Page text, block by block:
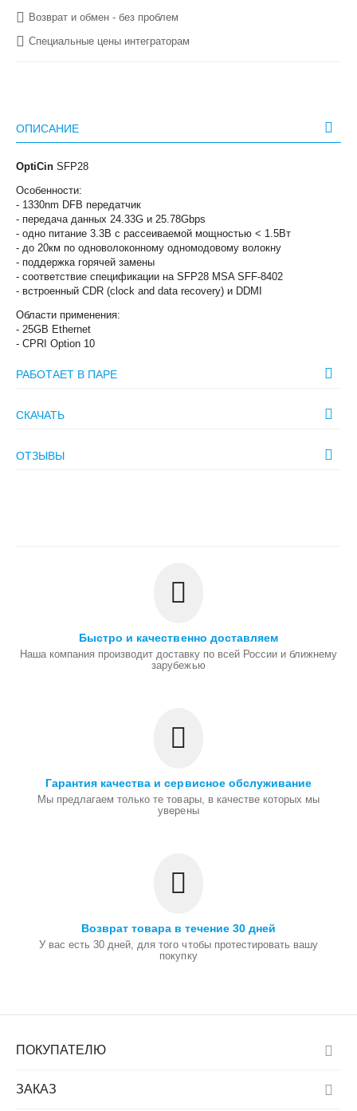
Возврат и обмен - без проблем
Специальные цены интеграторам
ОПИСАНИЕ
OptiCin SFP28
Особенности:
- 1330nm DFB передатчик
- передача данных 24.33G и 25.78Gbps
- одно питание 3.3В с рассеиваемой мощностью < 1.5Вт
- до 20км по одноволоконному одномодовому волокну
- поддержка горячей замены
- соответствие спецификации на SFP28 MSA SFF-8402
- встроенный CDR (clock and data recovery) и DDMI
Области применения:
- 25GB Ethernet
- CPRI Option 10
РАБОТАЕТ В ПАРЕ
СКАЧАТЬ
ОТЗЫВЫ
Быстро и качественно доставляем
Наша компания производит доставку по всей России и ближнему
зарубежью
Гарантия качества и сервисное обслуживание
Мы предлагаем только те товары, в качестве которых мы
уверены
Возврат товара в течение 30 дней
У вас есть 30 дней, для того чтобы протестировать вашу
покупку
ПОКУПАТЕЛЮ
ЗАКАЗ